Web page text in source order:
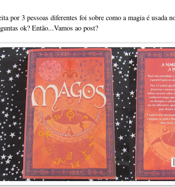
por 3 pessoas diferentes foi sobre como a magia é usada
ok? Então...Vamos ao post?